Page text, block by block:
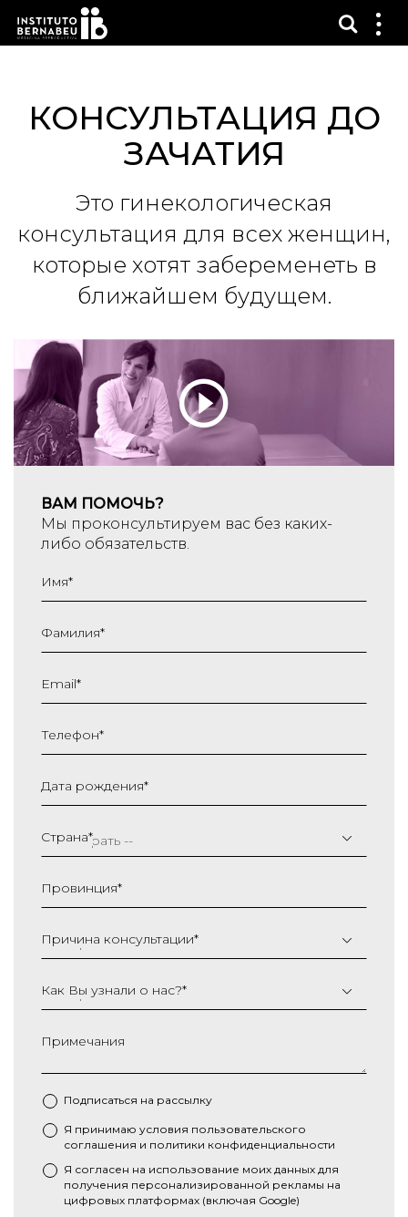
КОНСУЛЬТАЦИЯ ДО
ЗАЧАТИЯ
Это гинекологическая
консультация для всех женщин,
которые хотят забеременеть в
ближайшем будущем.
ВАМ ПОМОЧЬ?
Мы проконсультируем вас без каких-
либо обязательств.
Имя*
Фамилия*
Email*
Телефон*
Дата рождения*
слеш
ММ
ГГГГ
Страна*
Провинция*
Причина консультации*
Как Вы узнали о нас?*
Примечания
Подписаться на рассылку
* Я принимаю условия пользовательского
соглашения и политики конфиденциальности
Я согласен на использование моих данных для
получения персонализированной рекламы на
цифровых платформах (включая Google)